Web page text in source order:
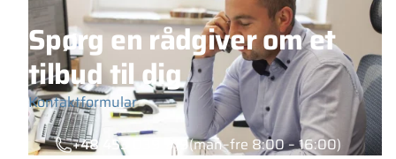
Spørg en rådgiver om et
tilbud til dig
Kontaktformular
+48 453 039 919(man–fre 8:00 – 16:00)